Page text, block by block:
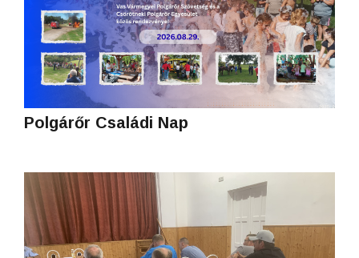
Polgárőr Családi Nap